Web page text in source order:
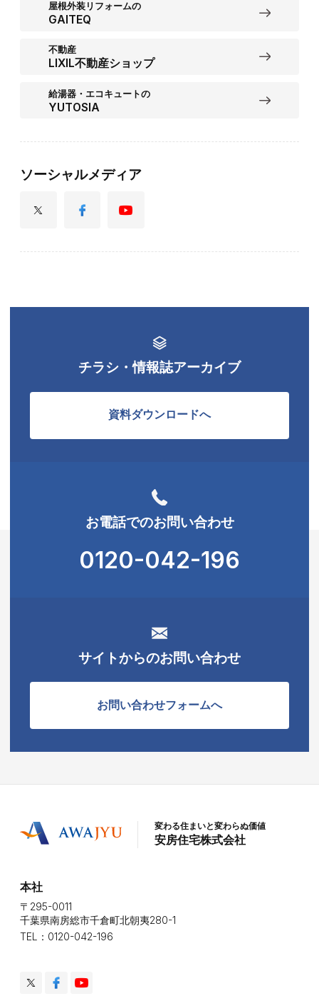
屋根外装リフォームの
GAITEQ
不動産
LIXIL不動産ショップ
給湯器・エコキュートの
YUTOSIA
ソーシャルメディア
チラシ・情報誌アーカイブ
資料ダウンロードへ
お電話でのお問い合わせ
0120-042-196
サイトからのお問い合わせ
お問い合わせフォームへ
変わる住まいと変わらぬ価値
安房住宅株式会社
本社
〒295-0011
千葉県南房総市千倉町北朝夷280-1
TEL：0120-042-196